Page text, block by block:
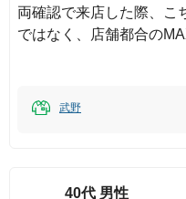
両確認で来店した際、こ
ではなく、店舗都合の
武野
40代 男性